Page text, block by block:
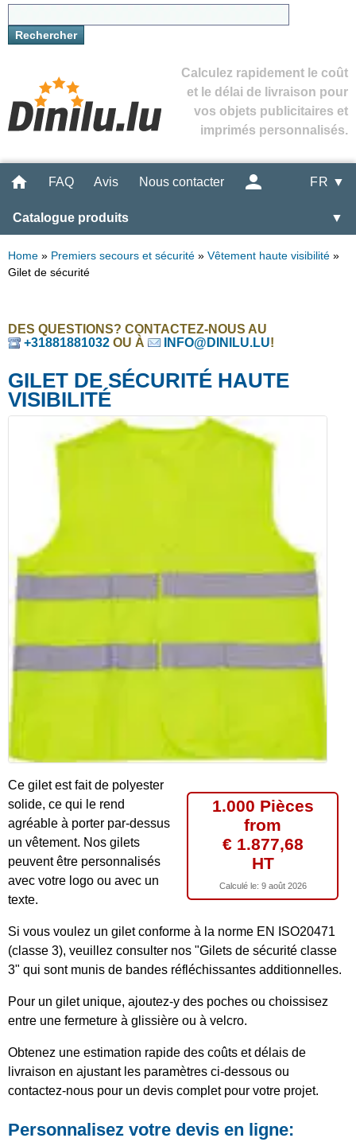
Calculez rapidement le coût
et le délai de livraison pour
vos objets publicitaires et
imprimés personnalisés.
FAQ Avis Nous contacter FR ▼
Catalogue produits ▼
Home » Premiers secours et sécurité » Vêtement haute visibilité »
Gilet de sécurité
DES QUESTIONS? CONTACTEZ-NOUS AU
+31881881032 OU À INFO@DINILU.LU!
GILET DE SÉCURITÉ HAUTE
VISIBILITÉ
1.000 Pièces
from
€ 1.877,68
HT
Calculé le: 9 août 2026
Ce gilet est fait de polyester
solide, ce qui le rend
agréable à porter par-dessus
un vêtement. Nos gilets
peuvent être personnalisés
avec votre logo ou avec un
texte.
Si vous voulez un gilet conforme à la norme EN ISO20471
(classe 3), veuillez consulter nos "Gilets de sécurité classe
3" qui sont munis de bandes réfléchissantes additionnelles.
Pour un gilet unique, ajoutez-y des poches ou choissisez
entre une fermeture à glissière ou à velcro.
Obtenez une estimation rapide des coûts et délais de
livraison en ajustant les paramètres ci-dessous ou
contactez-nous pour un devis complet pour votre projet.
Personnalisez votre devis en ligne: